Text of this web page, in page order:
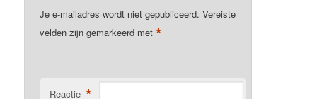
Je e-mailadres wordt niet gepubliceerd. Vereiste
velden zijn gemarkeerd met*
Reactie *